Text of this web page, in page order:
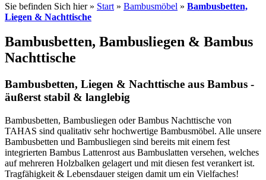
Sie befinden Sich hier » Start » Bambusmöbel » Bambusbetten,
Liegen & Nachttische
Bambusbetten, Bambusliegen & Bambus
Nachttische
Bambusbetten, Liegen & Nachttische aus Bambus -
äußerst stabil & langlebig
Bambusbetten, Bambusliegen oder Bambus Nachttische von
TAHAS sind qualitativ sehr hochwertige Bambusmöbel. Alle unsere
Bambusbetten und Bambusliegen sind bereits mit einem fest
integrierten Bambus Lattenrost aus Bambuslatten versehen, welches
auf mehreren Holzbalken gelagert und mit diesen fest verankert ist.
Tragfähigkeit & Lebensdauer steigen damit um ein Vielfaches!